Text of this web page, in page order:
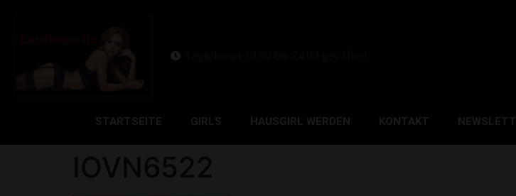
STARTSEITE GIRLS HAUSGIRL WERDEN KONTAKT